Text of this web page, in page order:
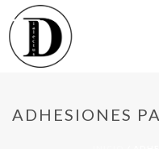
ADHESIONES